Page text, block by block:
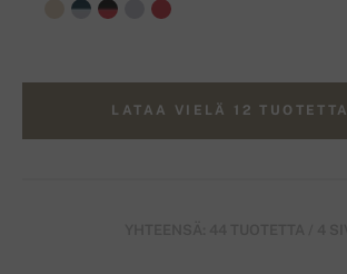
LATAA VIELÄ 12 TUOTETTA